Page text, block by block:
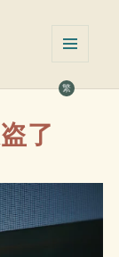
繁
挂件
了